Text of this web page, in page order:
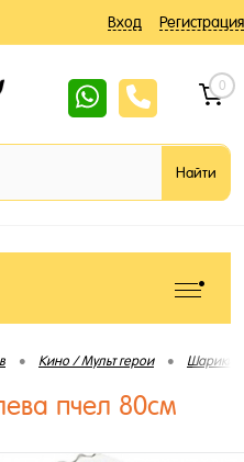
Вход Регистрация
0
• Кино / Мульт герои • Шарики
пчел 80см